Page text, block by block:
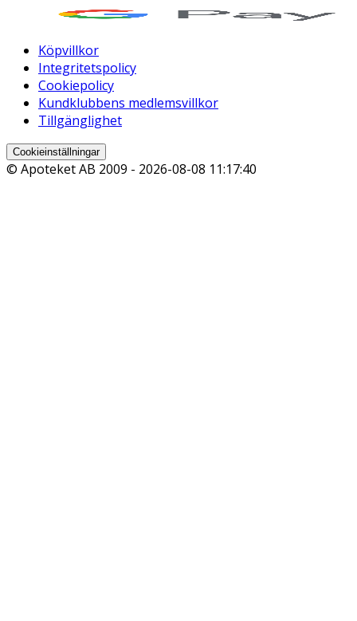
Köpvillkor
Integritetspolicy
Cookiepolicy
Kundklubbens medlemsvillkor
Tillgänglighet
Cookieinställningar
© Apoteket AB 2009 - 2026-08-08 11:17:40